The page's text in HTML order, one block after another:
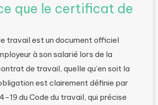
que le certificat de
travail est un document officiel
à son salarié lors de la
de travail, quelle qu’en soit la
est clairement définie par
19 du Code du travail, qui précise